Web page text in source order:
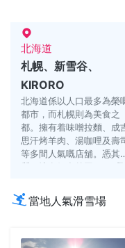
北海道
札幌、新雪谷、
KIRORO
北海道係以人口最多為榮
都市，而札幌則為美食之
都。擁有着味噌拉麵、成
思汗烤羊肉、湯咖哩及壽
等多間人氣嘅店舖。憑其
質而擁有好多外國Fans嘅
泉聞名嘅「喜樂樂雪世界」
亦充滿魅力。
當地人氣滑雪場